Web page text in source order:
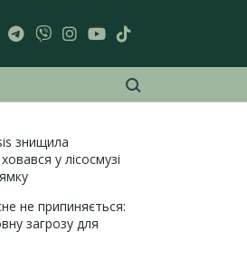
знищила
у лісосмузі
не припиняється:
загрозу для